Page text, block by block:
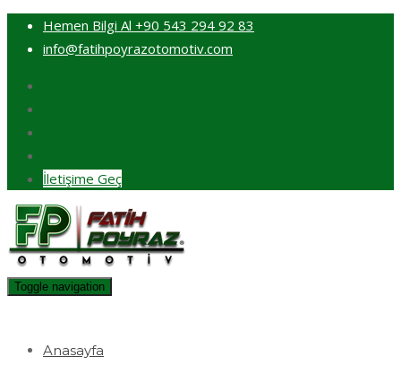
Hemen Bilgi Al +90 543 294 92 83
info@fatihpoyrazotomotiv.com
İletişime Geç
Toggle navigation
Anasayfa